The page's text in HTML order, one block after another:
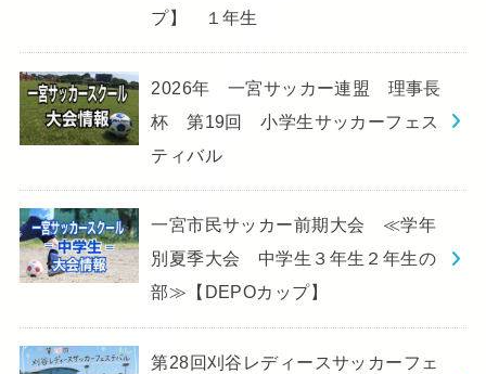
プ】 １年生
2026年 一宮サッカー連盟 理事長
杯 第19回 小学生サッカーフェス
ティバル
一宮市民サッカー前期大会 ≪学年
別夏季大会 中学生３年生２年生の
部≫【DEPOカップ】
第28回刈谷レディースサッカーフェ